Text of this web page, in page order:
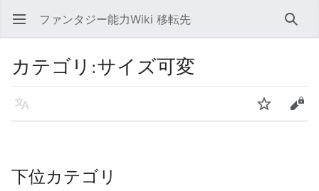
メインメニューを開く ファンタジー能力Wiki 移転先 検索
カテゴリ :サイズ可変
言語
下位カテゴリ